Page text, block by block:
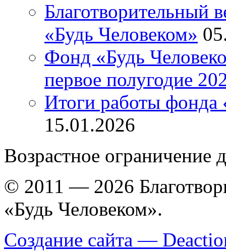
Благотворительный
«Будь Человеком»
Фонд «Будь
первое полугодие
Итоги работы фонда
15.01.2026
Возрастное ограничение
© 2011 — 2026
«Будь Человеком».
Создание сайта —